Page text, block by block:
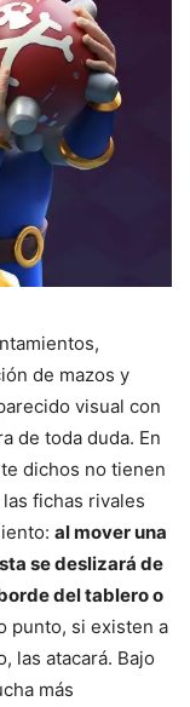
de mazos y
visual con
de toda duda. En
dichos no tienen
fichas rivales
al mover una
se deslizará de
del tablero o
punto, si existen a
las atacará. Bajo
más